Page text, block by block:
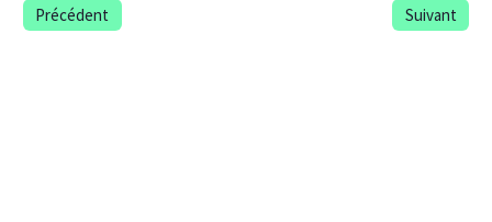
Précédent Suivant